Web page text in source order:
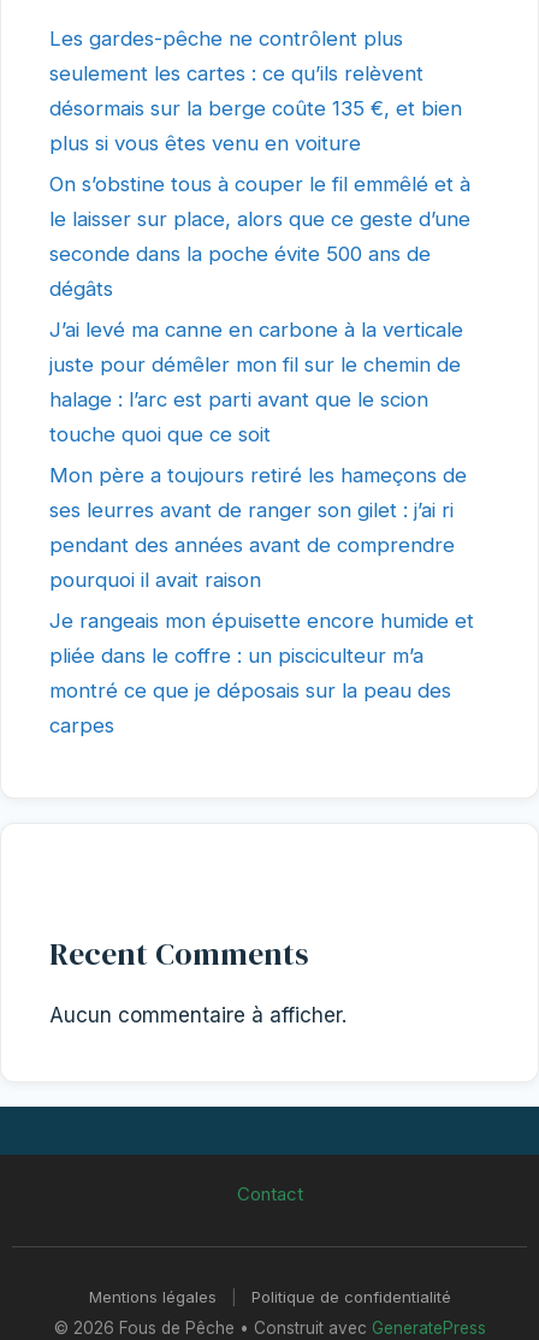
Les gardes-pêche ne contrôlent plus
seulement les cartes : ce qu’ils relèvent
désormais sur la berge coûte 135 €, et bien
plus si vous êtes venu en voiture
On s’obstine tous à couper le fil emmêlé et à
le laisser sur place, alors que ce geste d’une
seconde dans la poche évite 500 ans de
dégâts
J’ai levé ma canne en carbone à la verticale
juste pour démêler mon fil sur le chemin de
halage : l’arc est parti avant que le scion
touche quoi que ce soit
Mon père a toujours retiré les hameçons de
ses leurres avant de ranger son gilet : j’ai ri
pendant des années avant de comprendre
pourquoi il avait raison
Je rangeais mon épuisette encore humide et
pliée dans le coffre : un pisciculteur m’a
montré ce que je déposais sur la peau des
carpes
Recent Comments
Aucun commentaire à afficher.
Contact
Mentions légales
Politique de confidentialité
© 2026 Fous de Pêche • Construit avec GeneratePress